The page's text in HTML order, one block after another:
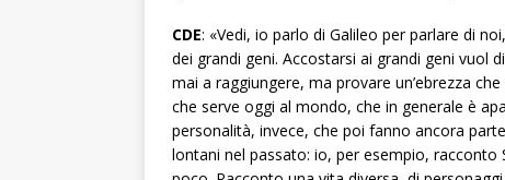
CDE: «Vedi, io parlo di Galileo per parlare di
dei grandi geni. Accostarsi ai grandi geni vuol
mai a raggiungere, ma provare un’ebrezza
che serve oggi al mondo, che in generale è
personalità, invece, che poi fanno ancora
lontani nel passato: io, per esempio, racconto